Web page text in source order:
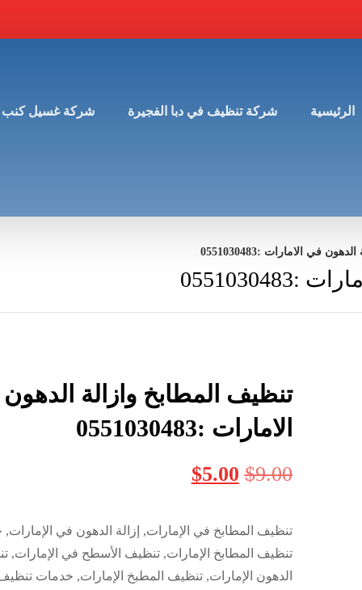
الرئيسية شركة تنظيف في دبا الفجيرة شركة غسيل كنب
في الامارات :0551030483
تنظيف المطابخ وازالة
الامارات :0551030483
$9.00
$5.00
تنظيف المطابخ في الإمارات, إزالة الدهون في
تنظيف المطابخ الإمارات, تنظيف الأسطح في الإمارات,
الدهون الإمارات, تنظيف المطبخ الإمارات, خدمات